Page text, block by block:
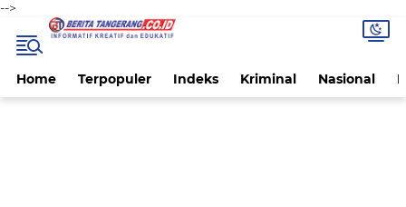
-->
Home Terpopuler Indeks Kriminal Nasional